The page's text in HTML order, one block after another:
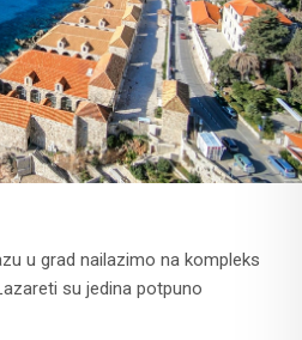
u grad nailazimo na kompleks
su jedina potpuno